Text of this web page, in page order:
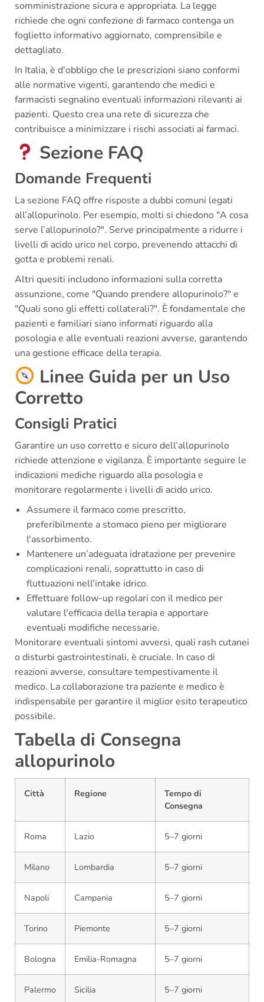
somministrazione sicura e appropriata. La legge
richiede che ogni confezione di farmaco contenga un
foglietto informativo aggiornato, comprensibile e
dettagliato.
In Italia, è d'obbligo che le prescrizioni siano conformi
alle normative vigenti, garantendo che medici e
farmacisti segnalino eventuali informazioni rilevanti ai
pazienti. Questo crea una rete di sicurezza che
contribuisce a minimizzare i rischi associati ai farmaci.
Sezione FAQ
Domande Frequenti
La sezione FAQ offre risposte a dubbi comuni legati
all’allopurinolo. Per esempio, molti si chiedono "A cosa
serve l’allopurinolo?". Serve principalmente a ridurre i
livelli di acido urico nel corpo, prevenendo attacchi di
gotta e problemi renali.
Altri quesiti includono informazioni sulla corretta
assunzione, come "Quando prendere allopurinolo?" e
"Quali sono gli effetti collaterali?". È fondamentale che
pazienti e familiari siano informati riguardo alla
posologia e alle eventuali reazioni avverse, garantendo
una gestione efficace della terapia.
Linee Guida per un Uso
Corretto
Consigli Pratici
Garantire un uso corretto e sicuro dell’allopurinolo
richiede attenzione e vigilanza. È importante seguire le
indicazioni mediche riguardo alla posologia e
monitorare regolarmente i livelli di acido urico.
Assumere il farmaco come prescritto,
preferibilmente a stomaco pieno per migliorare
l'assorbimento.
Mantenere un’adeguata idratazione per prevenire
complicazioni renali, soprattutto in caso di
fluttuazioni nell'intake idrico.
Effettuare follow-up regolari con il medico per
valutare l'efficacia della terapia e apportare
eventuali modifiche necessarie.
Monitorare eventuali sintomi avversi, quali rash cutanei
o disturbi gastrointestinali, è cruciale. In caso di
reazioni avverse, consultare tempestivamente il
medico. La collaborazione tra paziente e medico è
indispensabile per garantire il miglior esito terapeutico
possibile.
Tabella di Consegna
allopurinolo
Città Regione
Tempo di
Consegna
Roma Lazio 5–7 giorni
Milano Lombardia 5–7 giorni
Napoli Campania 5–7 giorni
Torino Piemonte 5–7 giorni
Bologna Emilia-Romagna 5–7 giorni
Palermo Sicilia 5–7 giorni